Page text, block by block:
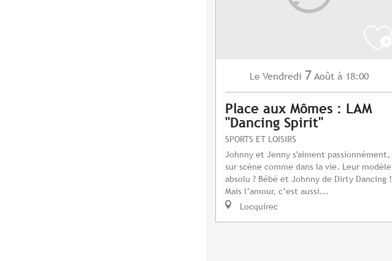
Le Vendredi 7 Août à 18:00
Place aux Mômes : LAM
"Dancing Spirit"
SPORTS ET LOISIRS
Johnny et Jenny s'aiment passionnément,
sur scène comme dans la vie. Leur modèle
absolu ? Bébé et Johnny de Dirty Dancing !
Mais l’amour, c’est aussi...
Locquirec